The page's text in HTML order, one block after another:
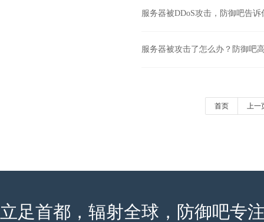
服务器被DDoS攻击，防御吧告
服务器被攻击了怎么办？防御吧
首页 上一
立足首都，辐射全球，防御吧专